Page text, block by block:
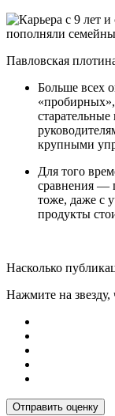
Павловская
Больше всех
крупными
Для того
сравнения —
тоже, даже с
продукты
Насколько
Нажмите на
Отправить оценку